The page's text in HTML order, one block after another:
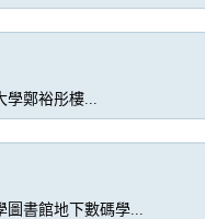
學鄭裕彤樓...
圖書館地下數碼學...